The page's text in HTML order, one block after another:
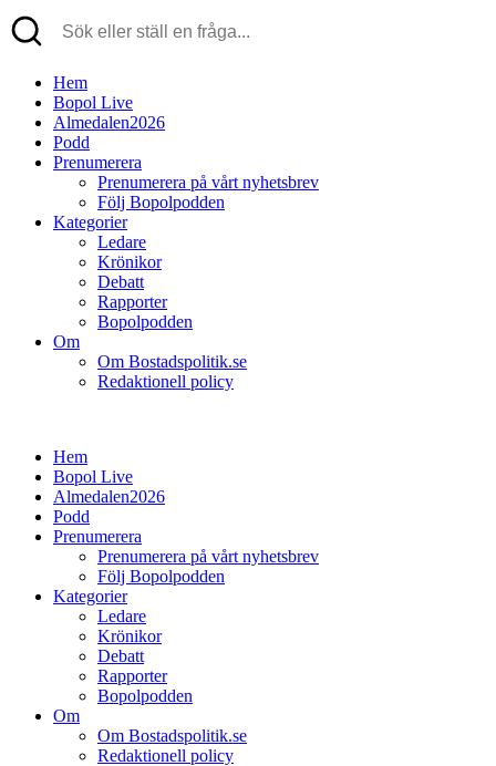
Hem
Bopol Live
Almedalen2026
Podd
Prenumerera
Prenumerera på vårt nyhetsbrev
Följ Bopolpodden
Kategorier
Ledare
Krönikor
Debatt
Rapporter
Bopolpodden
Om
Om Bostadspolitik.se
Redaktionell policy
Hem
Bopol Live
Almedalen2026
Podd
Prenumerera
Prenumerera på vårt nyhetsbrev
Följ Bopolpodden
Kategorier
Ledare
Krönikor
Debatt
Rapporter
Bopolpodden
Om
Om Bostadspolitik.se
Redaktionell policy